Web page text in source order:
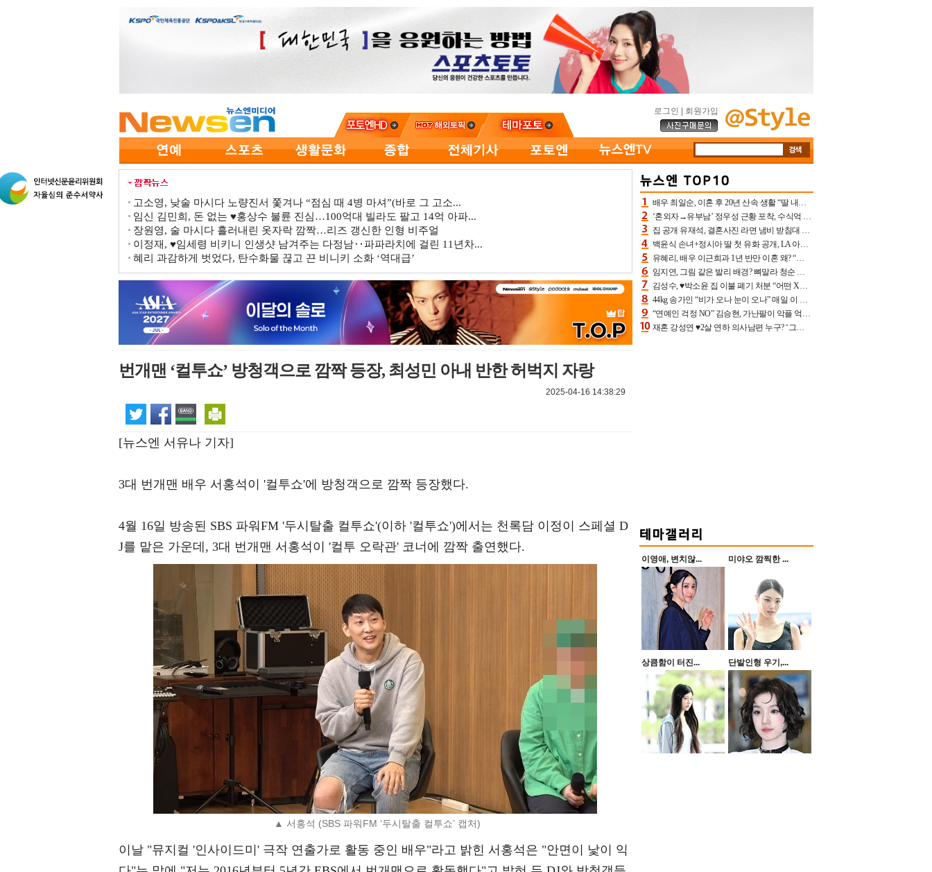
로그인 회원가입
고소영, 낮술 마시다 노량진서 쫓겨나 “점심 때 4병 마셔”(바로 그 고소...
임신 김민희, 돈 없는 ♥홍상수 불륜 진심…100억대 빌라도 팔고 14억 아파...
장원영, 술 마시다 흘러내린 옷자락 깜짝…리즈 갱신한 인형 비주얼
이정재, ♥임세령 비키니 인생샷 남겨주는 다정남‥파파라치에 걸린 11년차...
혜리 과감하게 벗었다, 탄수화물 끊고 끈 비니키 소화 ‘역대급’
번개맨 ‘컬투쇼’ 방청객으로 깜짝 등장, 최성민 아내 반한 허벅지 자랑
2025-04-16 14:38:29
[뉴스엔 서유나 기자]
3대 번개맨 배우 서홍석이 '컬투쇼'에 방청객으로 깜짝 등장했다.
4월 16일 방송된 SBS 파워FM '두시탈출 컬투쇼'(이하 '컬투쇼')에서는 천록담 이정이 스페셜 D
J를 맡은 가운데, 3대 번개맨 서홍석이 '컬투 오락관' 코너에 깜짝 출연했다.
▲ 서홍석 (SBS 파워FM ‘두시탈출 컬투쇼’ 캡처)
이날 "뮤지컬 '인사이드미' 극작 연출가로 활동 중인 배우"라고 밝힌 서홍석은 "안면이 낯이 익
배우 최일순, 이혼 후 20년 산속 생활 “딸 내가 버렸다고 원망‥맘 아파”(특종)[어제TV]
‘혼외자→유부남’ 정우성 근황 포착, 수식억 해킹 피해 후배 만났다 “존경하는”
집 공개 유재석, 결혼사진 라면 냄비 받침대 되고 분노‥가족사진도 피해(놀뭐)[어제TV]
백윤식 손녀+정시아 딸 첫 유화 공개, LA 아트쇼→서울국제조각페스타 작가다운 수준급 실력
유혜리, 배우 이근희과 1년 반만 이혼 왜? “식칼 꽂고 의자 던져” 충격 폭로(특종)[어제TV]
임지연, 그림 같은 발리 배경? 뼈말라 청순 비키니 핏에 상대 안 되네
김성수, ♥박소윤 집 이불 폐기 처분 “어떤 X이랑 썼을지 몰라” 질투(신랑수업2)[어제TV]
44kg 송가인 “비가 오나 눈이 오나” 매일 이 운동, 허벅지 근육량 상승+체지방 감소
“연예인 걱정 NO” 김승현, 가난팔이 악플 억울할만‥아내+딸과 日 여행
재혼 강성연 ♥2살 연하 의사남편 누구? ‘그알’ 자문의에 훈남 비주얼 초엘리트 스펙 [종합]
이영애, 변치않... 미야오 깜찍한 ...
상큼함이 터진... 단발인형 우기,...